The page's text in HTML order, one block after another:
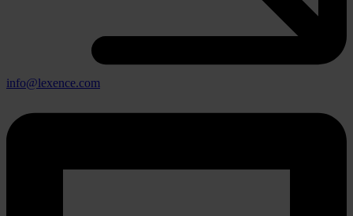
info@lexence.com